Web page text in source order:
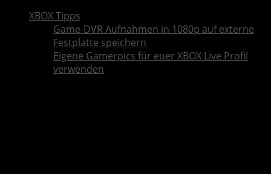
XBOX Tipps
Game-DVR Aufnahmen in 1080p auf externe
Festplatte speichern
Eigene Gamerpics für euer XBOX Live Profil
verwenden